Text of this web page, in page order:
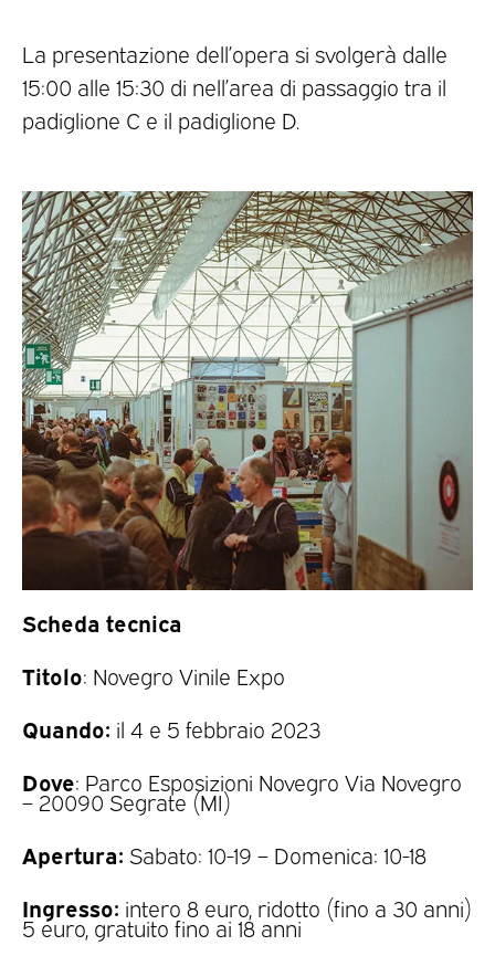
La presentazione dell’opera si svolgerà dalle
15:00 alle 15:30 di nell’area di passaggio tra il
padiglione C e il padiglione D.
Scheda tecnica
Titolo: Novegro Vinile Expo
Quando: il 4 e 5 febbraio 2023
Dove: Parco Esposizioni Novegro Via Novegro
– 20090 Segrate (MI)
Apertura: Sabato: 10-19 – Domenica: 10-18
Ingresso: intero 8 euro, ridotto (fino a 30 anni)
5 euro, gratuito fino ai 18 anni